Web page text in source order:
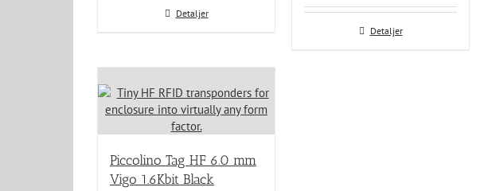
Detaljer
Detaljer
Piccolino Tag HF 6.0 mm
Vigo 1.6Kbit Black